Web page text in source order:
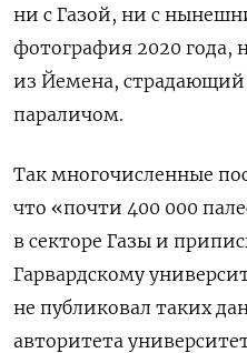
ни с Газой, ни с
фотография 2020 года,
из Йемена,
параличом.
Так многочисленные
что «почти 400 000
в секторе Газы и
Гарвардскому
не публиковал таких
авторитета